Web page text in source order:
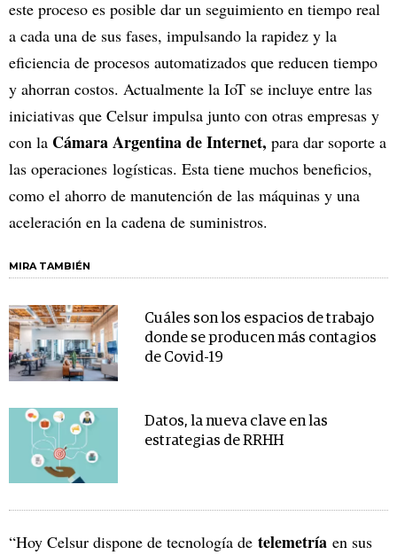
este proceso es posible dar un seguimiento en tiempo real
a cada una de sus fases, impulsando la rapidez y la
eficiencia de procesos automatizados que reducen tiempo
y ahorran costos. Actualmente la IoT se incluye entre las
iniciativas que Celsur impulsa junto con otras empresas y
con la Cámara Argentina de Internet, para dar soporte a
las operaciones logísticas. Esta tiene muchos beneficios,
como el ahorro de manutención de las máquinas y una
aceleración en la cadena de suministros.
MIRA TAMBIÉN
Cuáles son los espacios de trabajo
donde se producen más contagios
de Covid-19
Datos, la nueva clave en las
estrategias de RRHH
“Hoy Celsur dispone de tecnología de telemetría en sus